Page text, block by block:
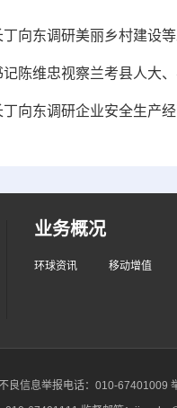
向东调研美丽乡村建设
陈维忠视察兰考县人大
向东调研企业安全生产
业务概况
环球资讯 移动增值
良信息举报电话：010-67401009